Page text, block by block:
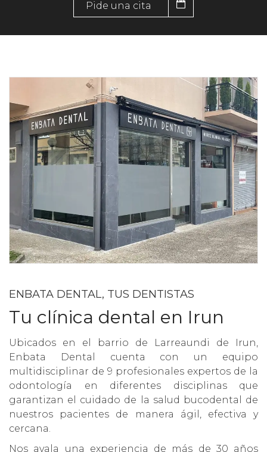
Pide una cita
ENBATA DENTAL, TUS DENTISTAS
Tu clínica dental en Irun
Ubicados en el barrio de Larreaundi de Irun,
Enbata Dental cuenta con un equipo
multidisciplinar de 9 profesionales expertos de la
odontología en diferentes disciplinas que
garantizan el cuidado de la salud bucodental de
nuestros pacientes de manera ágil, efectiva y
cercana.
Nos avala una experiencia de más de 30 años